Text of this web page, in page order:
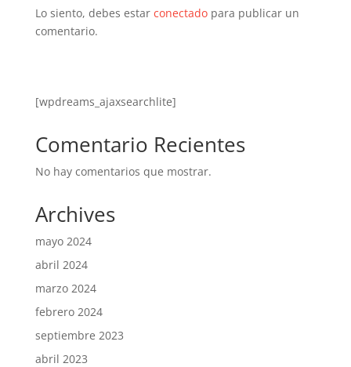
Lo siento, debes estar conectadopara publicar un
comentario.
[wpdreams_ajaxsearchlite]
Comentario Recientes
No hay comentarios que mostrar.
Archives
mayo 2024
abril 2024
marzo 2024
febrero 2024
septiembre 2023
abril 2023